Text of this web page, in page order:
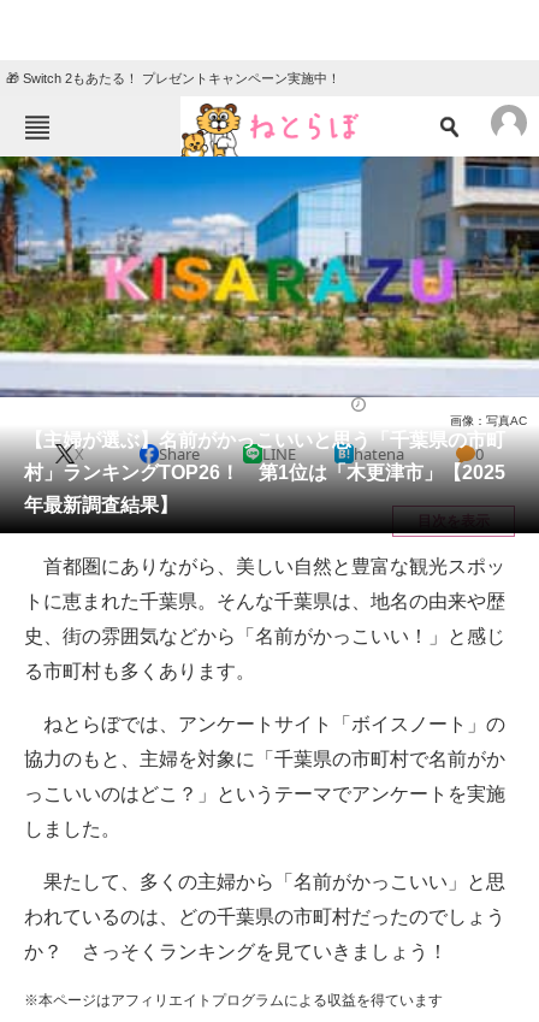
🎁 Switch 2もあたる！ プレゼントキャンペーン実施中！
ねとらぼメニュー
TOP ニュース
エンタメ クイズ
グルメ 地域
住まい 教育・育児
動物
会員記事
メディア
注目記事を集めた総合ページ
ITの今と未来を見通す
スマホと通信の最新トレンド
好きが集まる 比べて選べる
ビジネスと働き方のヒント
経営リーダーのコミュニティ
マーケ×ITの今がよく分かる
【主婦が選ぶ】名前がかっこいいと思う「千葉県の市町
村」ランキングTOP26！ 第1位は「木更津市」【2025
年最新調査結果】
画像：写真AC
X Share LINE hatena 0
目次を表示
首都圏にありながら、美しい自然と豊富な観光スポッ
トに恵まれた千葉県。そんな千葉県は、地名の由来や歴
史、街の雰囲気などから「名前がかっこいい！」と感じ
る市町村も多くあります。
ねとらぼでは、アンケートサイト「ボイスノート」の
協力のもと、主婦を対象に「千葉県の市町村で名前がか
っこいいのはどこ？」というテーマでアンケートを実施
しました。
果たして、多くの主婦から「名前がかっこいい」と思
われているのは、どの千葉県の市町村だったのでしょう
か？ さっそくランキングを見ていきましょう！
※本ページはアフィリエイトプログラムによる収益を得ています